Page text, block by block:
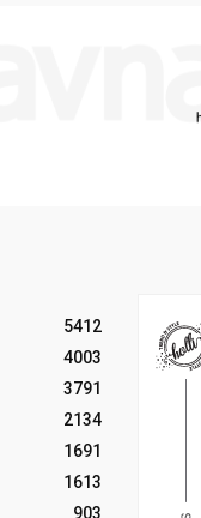
5412
4003
3791
2134
1691
1613
903